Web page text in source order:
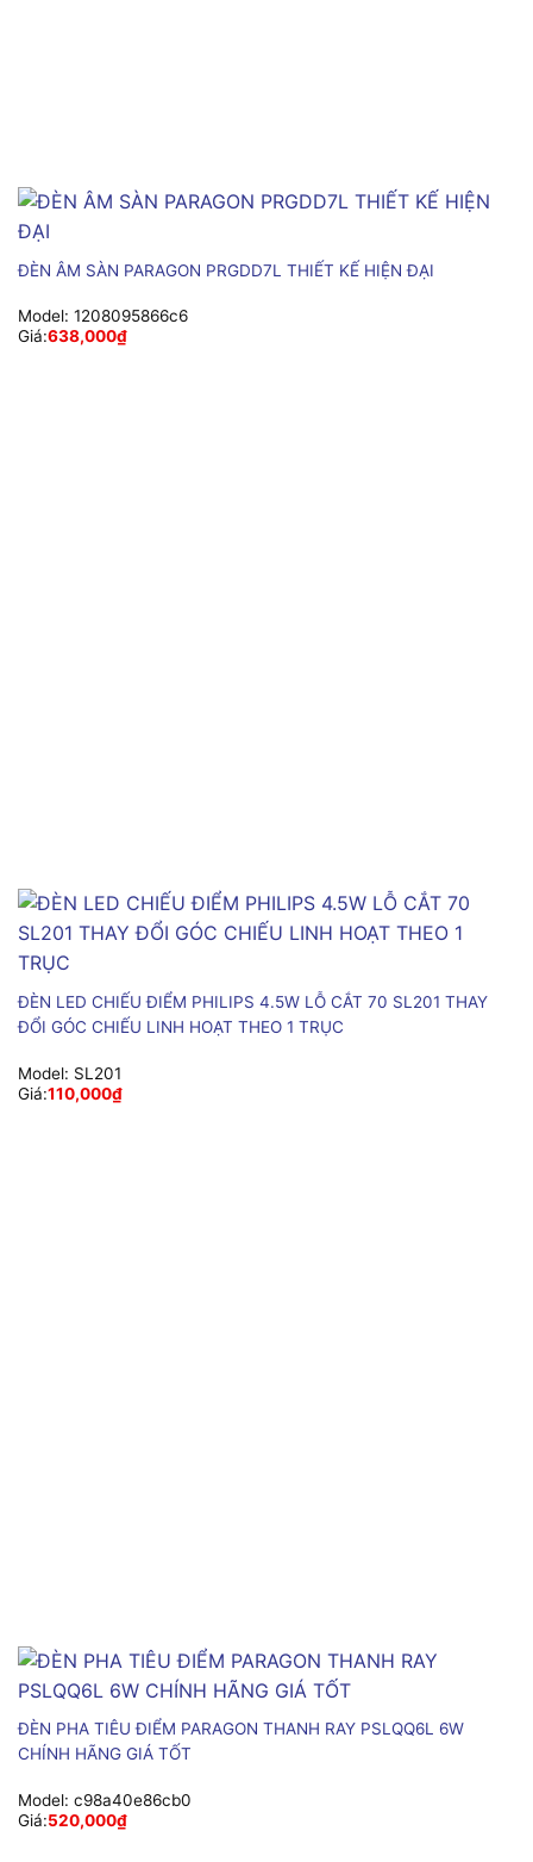
ĐÈN ÂM SÀN PARAGON PRGDD7L THIẾT KẾ HIỆN ĐẠI
Model: 1208095866c6
Giá:638,000₫
ĐÈN LED CHIẾU ĐIỂM PHILIPS 4.5W LỖ CẮT 70 SL201 THAY
ĐỔI GÓC CHIẾU LINH HOẠT THEO 1 TRỤC
Model: SL201
Giá:110,000₫
ĐÈN PHA TIÊU ĐIỂM PARAGON THANH RAY PSLQQ6L 6W
CHÍNH HÃNG GIÁ TỐT
Model: c98a40e86cb0
Giá:520,000₫